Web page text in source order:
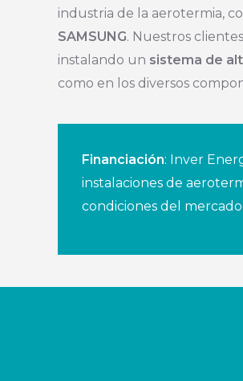
industria de la aerotermia,
SAMSUNG. Nuestros
instalando un sistema de
como en los diversos
Financiación: Inver
instalaciones de
condiciones del